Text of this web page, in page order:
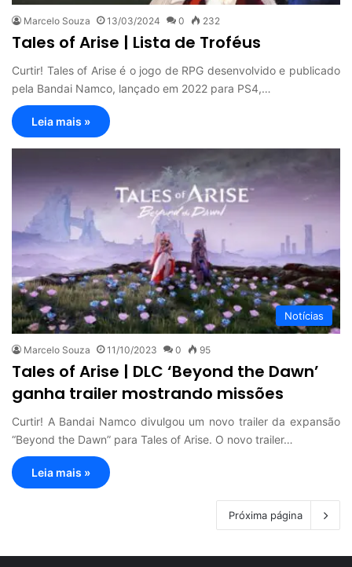
Marcelo Souza 13/03/2024 0 232
Tales of Arise | Lista de Troféus
Curtir! Tales of Arise é o jogo de RPG desenvolvido e publicado
pela Bandai Namco, lançado em 2022 para PS4,…
Leia mais »
Notícias
Marcelo Souza 11/10/2023 0 95
Tales of Arise | DLC ‘Beyond the Dawn’
ganha trailer mostrando missões
Curtir! A Bandai Namco divulgou um novo trailer da expansão
“Beyond the Dawn” para Tales of Arise. O novo trailer…
Leia mais »
Próxima página